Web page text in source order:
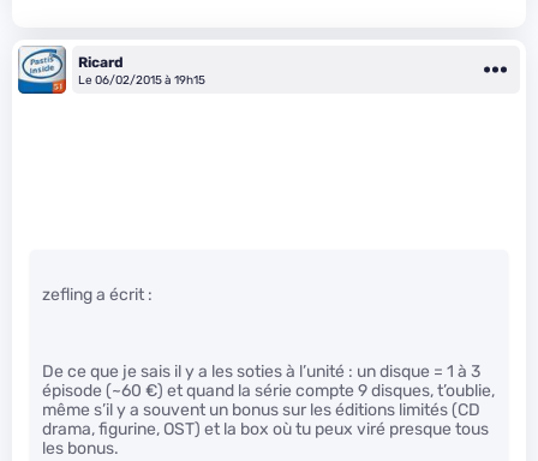
Ricard
Le 06/02/2015 à 19h15
zefling a écrit :
De ce que je sais il y a les soties à l’unité : un disque = 1 à 3
épisode (~60 €) et quand la série compte 9 disques, t’oublie,
même s’il y a souvent un bonus sur les éditions limités (CD
drama, figurine, OST) et la box où tu peux viré presque tous
les bonus.